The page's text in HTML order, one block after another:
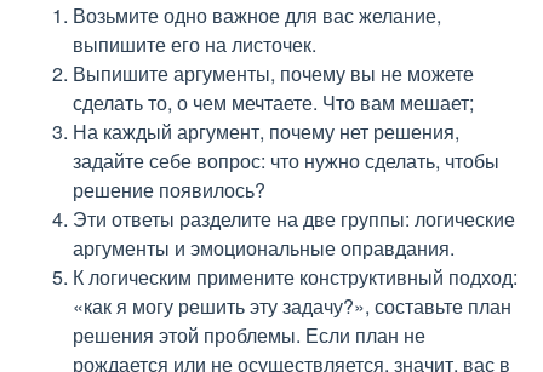
Возьмите одно важное для вас желание,
выпишите его на листочек.
Выпишите аргументы, почему вы не можете
сделать то, о чем мечтаете. Что вам мешает;
На каждый аргумент, почему нет решения,
задайте себе вопрос: что нужно сделать, чтобы
решение появилось?
Эти ответы разделите на две группы: логические
аргументы и эмоциональные оправдания.
К логическим примените конструктивный подход:
«как я могу решить эту задачу?», составьте план
решения этой проблемы. Если план не
рождается или не осуществляется, значит, вас в